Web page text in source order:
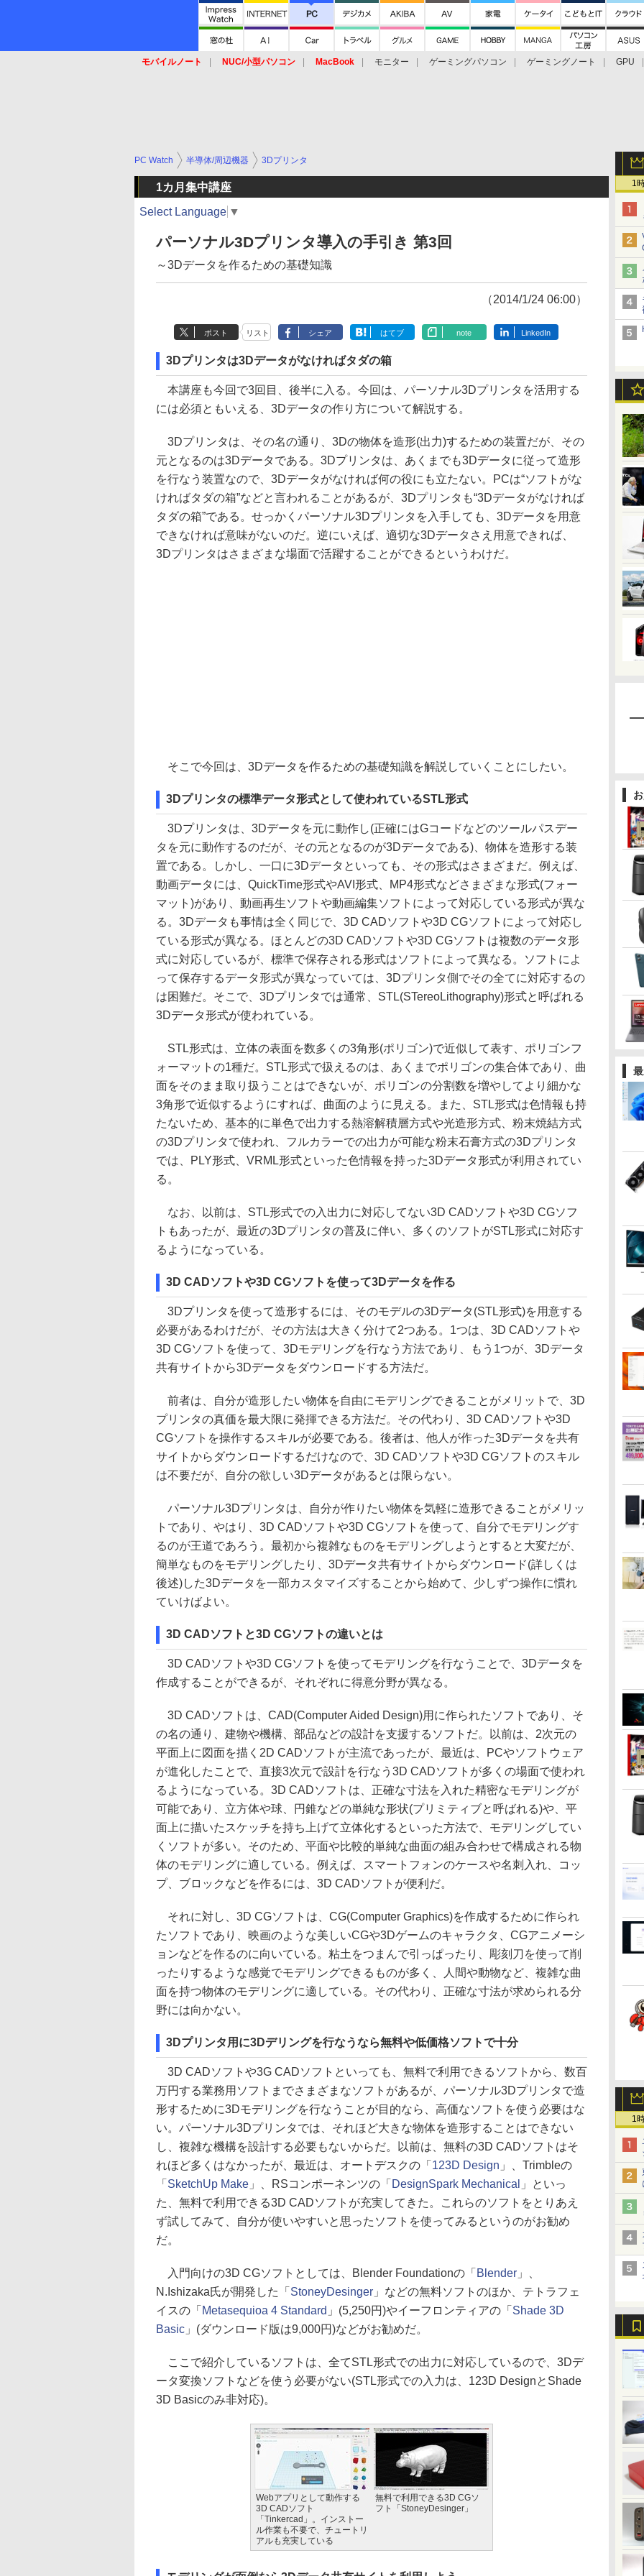
モバイルノート NUC/小型パソコン MacBook モニター ゲーミングパソコン ゲーミングノート
GPU
1
1
PC Watch 半導体/周辺機器 3Dプリンタ
1カ月集中講座
Select Language ▼
パーソナル3Dプリンタ導入の手引き 第3回
～3Dデータを作るための基礎知識
（2014/1/24 06:00）
ポスト リスト シェア はてブ note LinkedIn
3Dプリンタは3Dデータがなければタダの箱
本講座も今回で3回目、後半に入る。今回は、パーソナル3Dプリンタを活用する
には必須ともいえる、3Dデータの作り方について解説する。
3Dプリンタは、その名の通り、3Dの物体を造形(出力)するための装置だが、その
元となるのは3Dデータである。3Dプリンタは、あくまでも3Dデータに従って造形
を行なう装置なので、3Dデータがなければ何の役にも立たない。PCは“ソフトがな
ければタダの箱”などと言われることがあるが、3Dプリンタも“3Dデータがなければ
タダの箱”である。せっかくパーソナル3Dプリンタを入手しても、3Dデータを用意
できなければ意味がないのだ。逆にいえば、適切な3Dデータさえ用意できれば、
3Dプリンタはさまざまな場面で活躍することができるというわけだ。
そこで今回は、3Dデータを作るための基礎知識を解説していくことにしたい。
3Dプリンタの標準データ形式として使われているSTL形式
3Dプリンタは、3Dデータを元に動作し(正確にはGコードなどのツールパスデー
タを元に動作するのだが、その元となるのが3Dデータである)、物体を造形する装
置である。しかし、一口に3Dデータといっても、その形式はさまざまだ。例えば、
動画データには、QuickTime形式やAVI形式、MP4形式などさまざまな形式(フォー
マット)があり、動画再生ソフトや動画編集ソフトによって対応している形式が異な
る。3Dデータも事情は全く同じで、3D CADソフトや3D CGソフトによって対応し
ている形式が異なる。ほとんどの3D CADソフトや3D CGソフトは複数のデータ形
式に対応しているが、標準で保存される形式はソフトによって異なる。ソフトによ
って保存するデータ形式が異なっていては、3Dプリンタ側でその全てに対応するの
は困難だ。そこで、3Dプリンタでは通常、STL(STereoLithography)形式と呼ばれる
3Dデータ形式が使われている。
STL形式は、立体の表面を数多くの3角形(ポリゴン)で近似して表す、ポリゴンフ
ォーマットの1種だ。STL形式で扱えるのは、あくまでポリゴンの集合体であり、曲
面をそのまま取り扱うことはできないが、ポリゴンの分割数を増やしてより細かな
3角形で近似するようにすれば、曲面のように見える。また、STL形式は色情報も持
たないため、基本的に単色で出力する熱溶解積層方式や光造形方式、粉末焼結方式
の3Dプリンタで使われ、フルカラーでの出力が可能な粉末石膏方式の3Dプリンタ
では、PLY形式、VRML形式といった色情報を持った3Dデータ形式が利用されてい
る。
なお、以前は、STL形式での入出力に対応してない3D CADソフトや3D CGソフ
トもあったが、最近の3Dプリンタの普及に伴い、多くのソフトがSTL形式に対応す
るようになっている。
3D CADソフトや3D CGソフトを使って3Dデータを作る
3Dプリンタを使って造形するには、そのモデルの3Dデータ(STL形式)を用意する
必要があるわけだが、その方法は大きく分けて2つある。1つは、3D CADソフトや
3D CGソフトを使って、3Dモデリングを行なう方法であり、もう1つが、3Dデータ
共有サイトから3Dデータをダウンロードする方法だ。
前者は、自分が造形したい物体を自由にモデリングできることがメリットで、3D
プリンタの真価を最大限に発揮できる方法だ。その代わり、3D CADソフトや3D
CGソフトを操作するスキルが必要である。後者は、他人が作った3Dデータを共有
サイトからダウンロードするだけなので、3D CADソフトや3D CGソフトのスキル
は不要だが、自分の欲しい3Dデータがあるとは限らない。
パーソナル3Dプリンタは、自分が作りたい物体を気軽に造形できることがメリッ
トであり、やはり、3D CADソフトや3D CGソフトを使って、自分でモデリングす
るのが王道であろう。最初から複雑なものをモデリングしようとすると大変だが、
簡単なものをモデリングしたり、3Dデータ共有サイトからダウンロード(詳しくは
後述)した3Dデータを一部カスタマイズすることから始めて、少しずつ操作に慣れ
ていけばよい。
3D CADソフトと3D CGソフトの違いとは
3D CADソフトや3D CGソフトを使ってモデリングを行なうことで、3Dデータを
作成することができるが、それぞれに得意分野が異なる。
3D CADソフトは、CAD(Computer Aided Design)用に作られたソフトであり、そ
の名の通り、建物や機構、部品などの設計を支援するソフトだ。以前は、2次元の
平面上に図面を描く2D CADソフトが主流であったが、最近は、PCやソフトウェア
が進化したことで、直接3次元で設計を行なう3D CADソフトが多くの場面で使われ
るようになっている。3D CADソフトは、正確な寸法を入れた精密なモデリングが
可能であり、立方体や球、円錐などの単純な形状(プリミティブと呼ばれる)や、平
面上に描いたスケッチを持ち上げて立体化するといった方法で、モデリングしてい
くソフトが多い。そのため、平面や比較的単純な曲面の組み合わせで構成される物
体のモデリングに適している。例えば、スマートフォンのケースや名刺入れ、コッ
プ、ブロックなどを作るには、3D CADソフトが便利だ。
それに対し、3D CGソフトは、CG(Computer Graphics)を作成するために作られ
たソフトであり、映画のような美しいCGや3Dゲームのキャラクタ、CGアニメーシ
ョンなどを作るのに向いている。粘土をつまんで引っぱったり、彫刻刀を使って削
ったりするような感覚でモデリングできるものが多く、人間や動物など、複雑な曲
面を持つ物体のモデリングに適している。その代わり、正確な寸法が求められる分
野には向かない。
3Dプリンタ用に3Dデリングを行なうなら無料や低価格ソフトで十分
3D CADソフトや3G CADソフトといっても、無料で利用できるソフトから、数百
万円する業務用ソフトまでさまざまなソフトがあるが、パーソナル3Dプリンタで造
形するために3Dモデリングを行なうことが目的なら、高価なソフトを使う必要はな
い。パーソナル3Dプリンタでは、それほど大きな物体を造形することはできない
し、複雑な機構を設計する必要もないからだ。以前は、無料の3D CADソフトはそ
れほど多くはなかったが、最近は、オートデスクの「 123D Design 」、Trimbleの
「 SketchUp Make 」、RSコンポーネンツの「 DesignSpark Mechanical
」といっ
た、無料で利用できる3D CADソフトが充実してきた。これらのソフトをとりあえ
ず試してみて、自分が使いやすいと思ったソフトを使ってみるというのがお勧め
だ。
入門向けの3D CGソフトとしては、Blender Foundationの「 Blender 」、
N.Ishizaka氏が開発した「 StoneyDesinger 」などの無料ソフトのほか、テトラフェ
イスの「 Metasequioa 4 Standard 」(5,250円)やイーフロンティアの「 Shade 3D
Basic 」(ダウンロード版は9,000円)などがお勧めだ。
ここで紹介しているソフトは、全てSTL形式での出力に対応しているので、3Dデ
ータ変換ソフトなどを使う必要がない(STL形式での入力は、123D DesignとShade
3D Basicのみ非対応)。
Webアプリとして動作する
3D CADソフト
「Tinkercad」。インストー
ル作業も不要で、チュートリ
アルも充実している
無料で利用できる3D CGソ
フト「StoneyDesinger」